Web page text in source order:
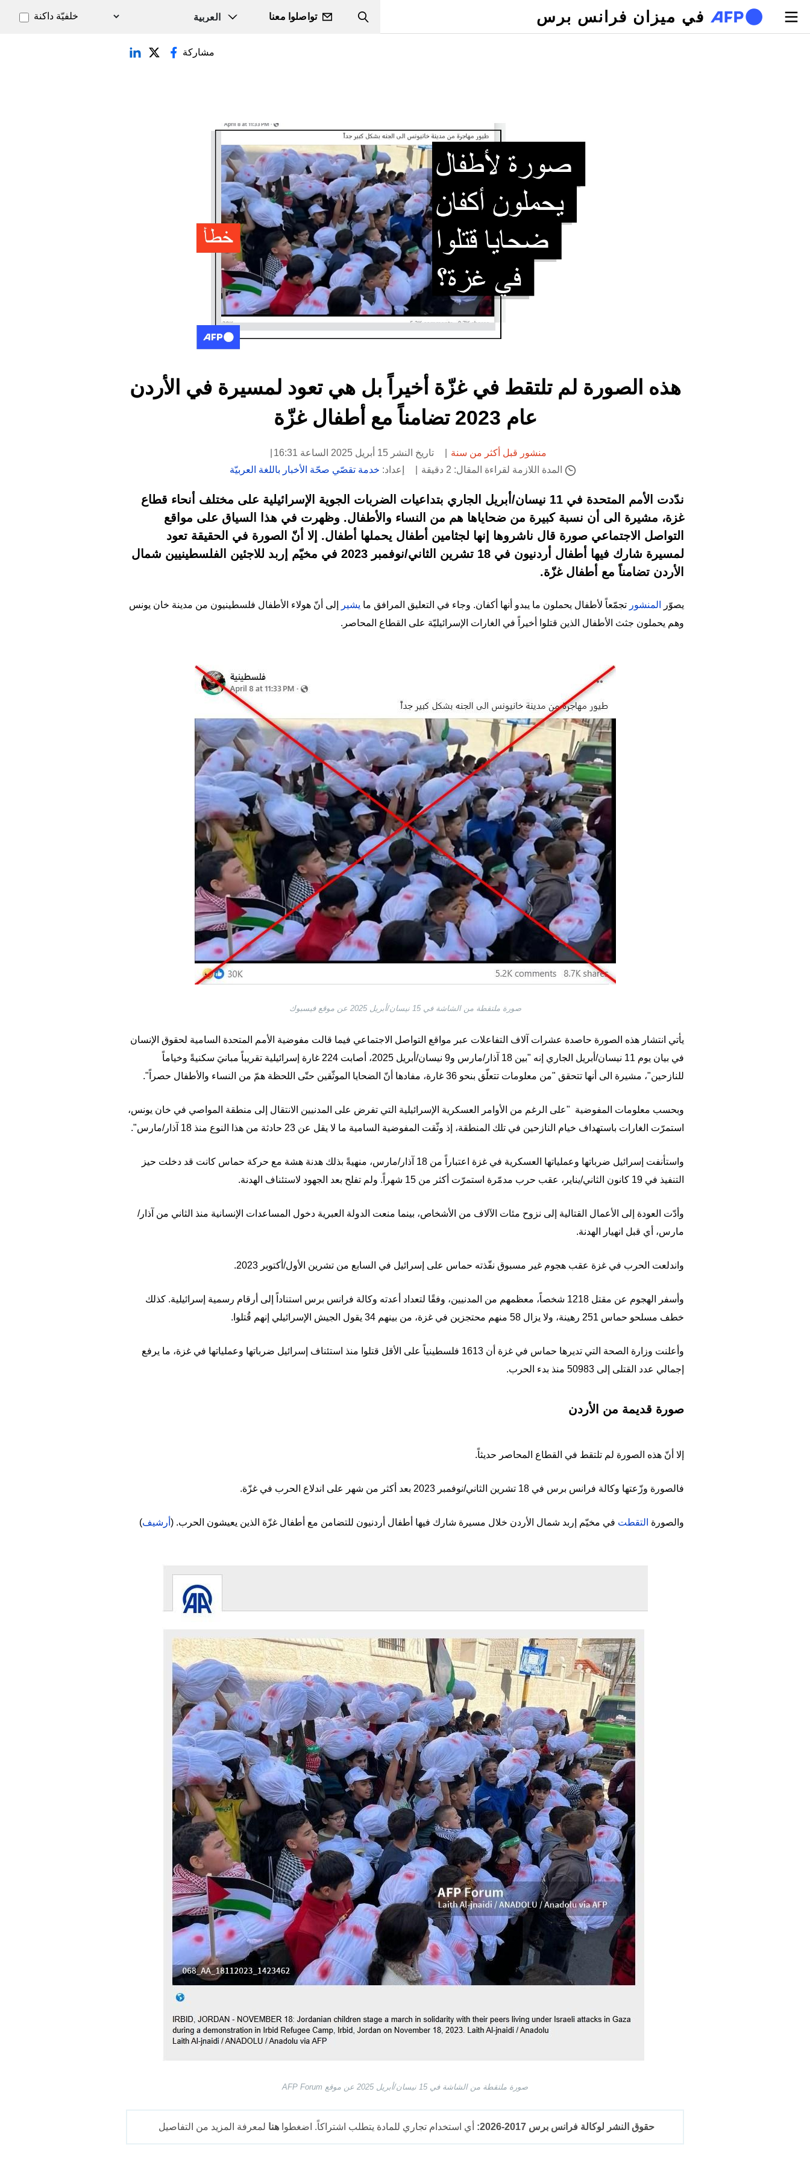
تجاوز إلى المحتوى الرئيسي
في ميزان فرانس برس Search
تواصلوا معنا خلفيّة داكنة
التبويبات الأساسية مشاركة
هذه الصورة لم تلتقط في غزّة أخيراً بل هي تعود لمسيرة في الأردن
عام 2023 تضامناً مع أطفال غزّة
منشور قبل أكثر من سنة
تاريخ النشر 15 أبريل 2025 الساعة 16:31
المدة اللازمة لقراءة المقال: 2 دقيقة
إعداد: خدمة تقصّي صحّة الأخبار باللغة العربيّة
ندّدت الأمم المتحدة في 11 نيسان/أبريل الجاري بتداعيات الضربات الجوية الإسرائيلية على مختلف أنحاء قطاع
غزة، مشيرة الى أن نسبة كبيرة من ضحاياها هم من النساء والأطفال. وظهرت في هذا السياق على مواقع
التواصل الاجتماعي صورة قال ناشروها إنها لجثامين أطفال يحملها أطفال. إلا أنّ الصورة في الحقيقة تعود
لمسيرة شارك فيها أطفال أردنيون في 18 تشرين الثاني/نوفمبر 2023 في مخيّم إربد للاجئين الفلسطينيين شمال
الأردن تضامناً مع أطفال غزّة.
يصوّر المنشور تجمّعاً لأطفال يحملون ما يبدو أنها أكفان. وجاء في التعليق المرافق ما يشير
إلى أنّ هولاء الأطفال فلسطينيون من مدينة خان يونس
وهم يحملون جثث الأطفال الذين قتلوا أخيراً في الغارات الإسرائيليّة على القطاع المحاصر.
صورة ملتقطة من الشاشة في 15 نيسان/أبريل 2025 عن موقع فيسبوك
يأتي انتشار هذه الصورة حاصدة عشرات آلاف التفاعلات عبر مواقع التواصل الاجتماعي فيما قالت مفوضية الأمم المتحدة السامية لحقوق الإنسان
في بيان يوم 11 نيسان/أبريل الجاري إنه "بين 18 آذار/مارس و9 نيسان/أبريل 2025، أصابت 224 غارة إسرائيلية تقريباً مبانيَ سكنيةً وخياماً
للنازحين"، مشيرة الى أنها تتحقق "من معلومات تتعلّق بنحو 36 غارة، مفادها أنّ الضحايا الموثّقين حتّى اللحظة همّ من النساء والأطفال حصراً".
وبحسب معلومات المفوضية "على الرغم من الأوامر العسكرية الإسرائيلية التي تفرض على المدنيين الانتقال إلى منطقة المواصي في خان يونس،
استمرّت الغارات باستهداف خيام النازحين في تلك المنطقة، إذ وثّقت المفوضية السامية ما لا يقل عن 23 حادثة من هذا النوع منذ 18 آذار/مارس".
واستأنفت إسرائيل ضرباتها وعملياتها العسكرية في غزة اعتباراً من 18 آذار/مارس، منهيةً بذلك هدنة هشة مع حركة حماس كانت قد دخلت حيز
التنفيذ في 19 كانون الثاني/يناير، عقب حرب مدمّرة استمرّت أكثر من 15 شهراً. ولم تفلح بعد الجهود لاستئناف الهدنة.
وأدّت العودة إلى الأعمال القتالية إلى نزوح مئات الآلاف من الأشخاص، بينما منعت الدولة العبرية دخول المساعدات الإنسانية منذ الثاني من آذار/
مارس، أي قبل انهيار الهدنة.
واندلعت الحرب في غزة عقب هجوم غير مسبوق نفّذته حماس على إسرائيل في السابع من تشرين الأول/أكتوبر 2023.
وأسفر الهجوم عن مقتل 1218 شخصاً، معظمهم من المدنيين، وفقًا لتعداد أعدته وكالة فرانس برس استناداً إلى أرقام رسمية إسرائيلية. كذلك
خطف مسلحو حماس 251 رهينة، ولا يزال 58 منهم محتجزين في غزة، من بينهم 34 يقول الجيش الإسرائيلي إنهم قُتلوا.
وأعلنت وزارة الصحة التي تديرها حماس في غزة أن 1613 فلسطينياً على الأقل قتلوا منذ استئناف إسرائيل ضرباتها وعملياتها في غزة، ما يرفع
إجمالي عدد القتلى إلى 50983 منذ بدء الحرب.
صورة قديمة من الأردن
إلا أنّ هذه الصورة لم تلتقط في القطاع المحاصر حديثاً.
فالصورة وزّعتها وكالة فرانس برس في 18 تشرين الثاني/نوفمبر 2023 بعد أكثر من شهر على اندلاع الحرب في غزّة.
والصورة التقطت في مخيّم إربد شمال الأردن خلال مسيرة شارك فيها أطفال أردنيون للتضامن مع أطفال غزّة الذين يعيشون الحرب. ( أرشيف)
صورة ملتقطة من الشاشة في 15 نيسان/أبريل 2025 عن موقع AFP Forum
حقوق النشر لوكالة فرانس برس 2017-2026: أي استخدام تجاري للمادة يتطلب اشتراكاً. اضغطواهنا لمعرفة المزيد من التفاصيل